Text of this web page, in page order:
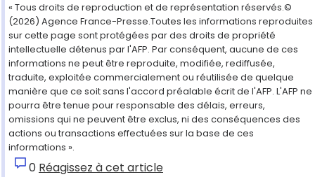
« Tous droits de reproduction et de représentation réservés.©
(2026) Agence France-Presse.Toutes les informations reproduites
sur cette page sont protégées par des droits de propriété
intellectuelle détenus par l'AFP. Par conséquent, aucune de ces
informations ne peut être reproduite, modifiée, rediffusée,
traduite, exploitée commercialement ou réutilisée de quelque
manière que ce soit sans l'accord préalable écrit de l'AFP. L'AFP ne
pourra être tenue pour responsable des délais, erreurs,
omissions qui ne peuvent être exclus, ni des conséquences des
actions ou transactions effectuées sur la base de ces
informations ».
0 Réagissez à cet article